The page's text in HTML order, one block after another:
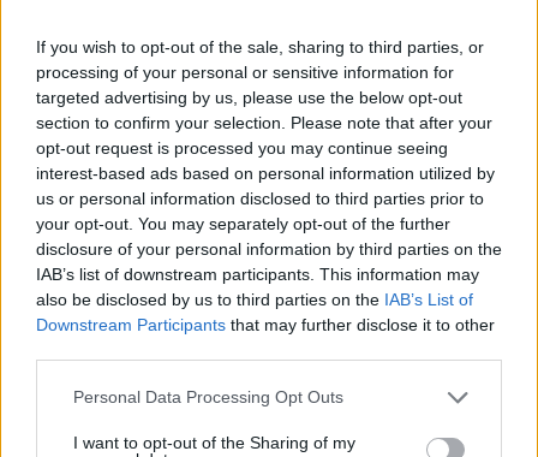
If you wish to opt-out of the sale, sharing to third parties, or
processing of your personal or sensitive information for
targeted advertising by us, please use the below opt-out
section to confirm your selection. Please note that after your
opt-out request is processed you may continue seeing
interest-based ads based on personal information utilized by
us or personal information disclosed to third parties prior to
your opt-out. You may separately opt-out of the further
disclosure of your personal information by third parties on the
IAB’s list of downstream participants. This information may
also be disclosed by us to third parties on the IAB’s List of
Downstream Participants that may further disclose it to other
Please note that this website/app uses one or more Google
not limited to your visit or usage behaviour. You may click to
Personal Data Processing Opt Outs
I want to opt-out of the Sharing of my
Νεαρή γυναίκα με ακατέργαστη ομορφιά από την
Αιθιοπία έγινε viral, δείτε την εντυπωσιακή
μεταμόρφωσή της από μακιγιέρ
06.08.2026, 09:18